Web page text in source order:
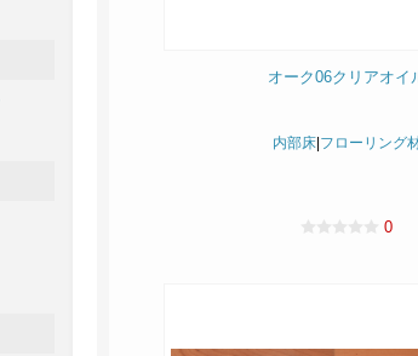
オーク06クリアオイ
内部床|フローリング
0